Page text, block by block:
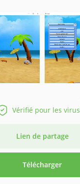
Vérifié pour les virus
Lien de partage
Télécharger